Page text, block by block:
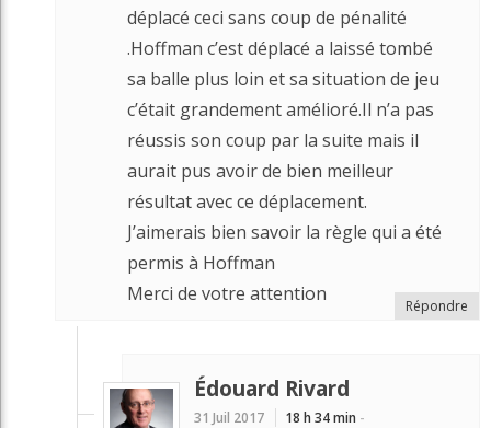
déplacé ceci sans coup de pénalité
.Hoffman c’est déplacé a laissé tombé
sa balle plus loin et sa situation de jeu
c’était grandement amélioré.Il n’a pas
réussis son coup par la suite mais il
aurait pus avoir de bien meilleur
résultat avec ce déplacement.
J’aimerais bien savoir la règle qui a été
permis à Hoffman
Merci de votre attention
Répondre
Édouard Rivard
31 Juil 2017 18 h 34 min -